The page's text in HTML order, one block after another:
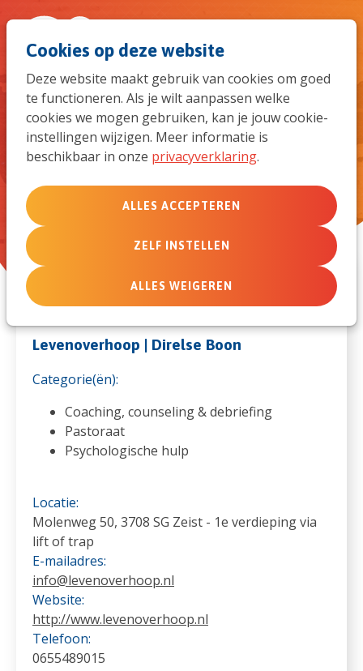
Cookies op deze website
Deze website maakt gebruik van cookies om goed
te functioneren. Als je wilt aanpassen welke
cookies we mogen gebruiken, kan je jouw cookie-
instellingen wijzigen. Meer informatie is
beschikbaar in onze privacyverklaring.
ALLES ACCEPTEREN
ZELF INSTELLEN
ALLES WEIGEREN
naar
de
Leden uit het netwerk met de
categorie: Pastoraat
Levenoverhoop | Direlse Boon
Categorie(ën):
Coaching, counseling & debriefing
Pastoraat
Psychologische hulp
Locatie:
Molenweg 50, 3708 SG Zeist - 1e verdieping via
lift of trap
E-mailadres:
info@levenoverhoop.nl
Website:
http://www.levenoverhoop.nl
Telefoon:
0655489015